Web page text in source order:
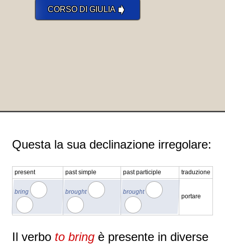
CORSO DI GIULIA➧
Questa la sua declinazione irregolare:
present past simple past participle traduzione
bring brought brought
portare
Il verbo to bring è presente in diverse